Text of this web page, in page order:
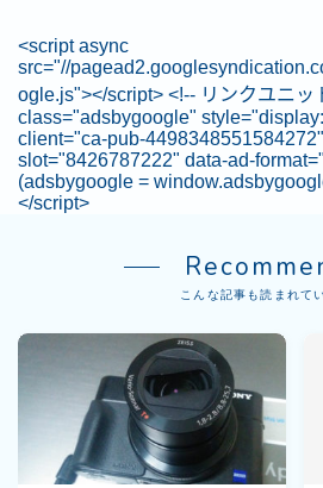
<script async
src="//
ogle.js"></script> <!-- リンクユニッ
class="adsbygoogle"
client="ca-pub-
slot="8426787222" data-ad-
(adsbygoogle =
</script>
こんな記事も読まれて